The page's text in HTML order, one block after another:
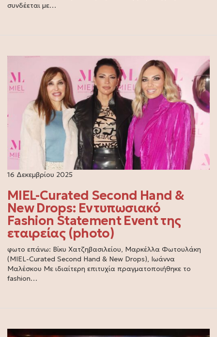
συνδέεται με…
16 Δεκεμβρίου 2025
MIEL-Curated Second Hand &
New Drops: Εντυπωσιακό
Fashion Statement Event της
εταιρείας (photo)
φωτο επάνω: Βίκυ Χατζηβασιλείου, Μαρκέλλα Φωτουλάκη
(MIEL-Curated Second Hand & New Drops), Ιωάννα
Μαλέσκου Με ιδιαίτερη επιτυχία πραγματοποιήθηκε το
fashion…